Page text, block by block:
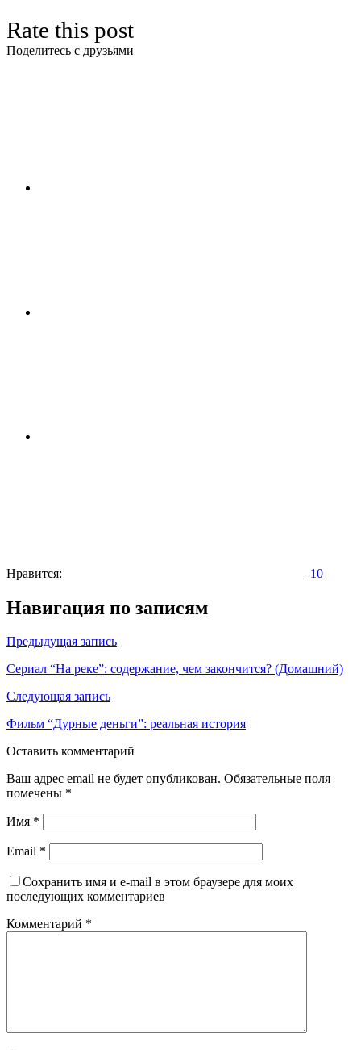
Rate this post
Поделитесь с друзьями
Нравится: 10
Навигация по записям
Предыдущая запись
Сериал “На реке”: содержание, чем закончится? (Домашний)
Следующая запись
Фильм “Дурные деньги”: реальная история
Оставить комментарий
Ваш адрес email не будет опубликован. Обязательные поля
помечены *
Имя *
Email *
Сохранить имя и e-mail в этом браузере для моих
последующих комментариев
Комментарий *